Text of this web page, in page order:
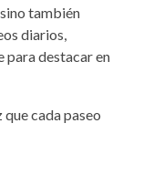
también
diarios,
para destacar en
cada paseo